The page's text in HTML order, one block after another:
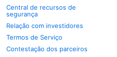
Central de recursos de
segurança
Relação com investidores
Termos de Serviço
Contestação dos parceiros